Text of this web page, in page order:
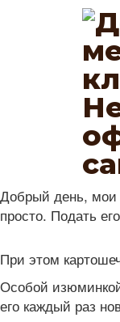
Добрый день, мои
просто. Подать
При этом
Особой
его каждый раз